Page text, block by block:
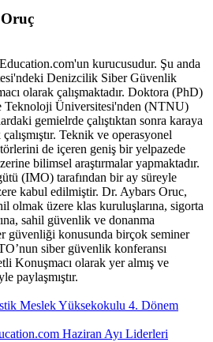
kurucusudur. Şu anda
Denizcilik Siber Güvenlik
olarak çalışmaktadır. Doktora (PhD)
Teknoloji Üniversitesi'nden (NTNU)
gemielrde çalıştıktan sonra karaya
Teknik ve operasyonel
de içeren geniş bir yelpazede
bilimsel araştırmalar yapmaktadır.
(IMO) tarafından bir ay süreyle
kabul edilmiştir. Dr. Aybars Oruc,
olmak üzere klas kuruluşlarına, sigorta
sahil güvenlik ve donanma
güvenliği konusunda birçok seminer
siber güvenlik konferansı
Konuşmacı olarak yer almış ve
paylaşmıştır.
Meslek Yüksekokulu 4. Dönem
Haziran Ayı Liderleri